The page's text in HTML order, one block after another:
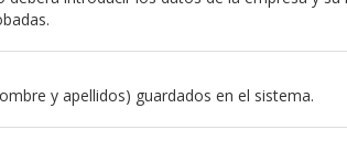
y apellidos) guardados en el sistema.